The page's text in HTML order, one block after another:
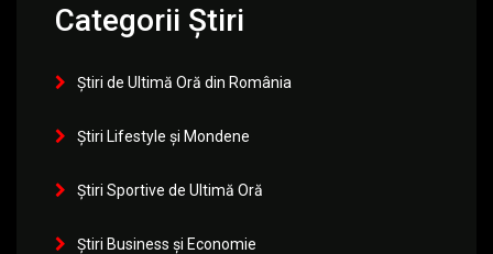
Categorii Știri
Știri de Ultimă Oră din România
Știri Lifestyle și Mondene
Știri Sportive de Ultimă Oră
Știri Business și Economie